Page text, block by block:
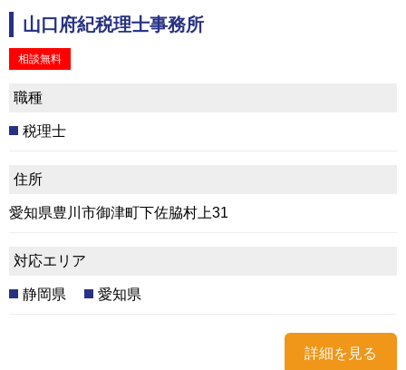
山口府紀税理士事務所
相談無料
職種
税理士
住所
愛知県豊川市御津町下佐脇村上31
対応エリア
静岡県 愛知県
詳細を見る